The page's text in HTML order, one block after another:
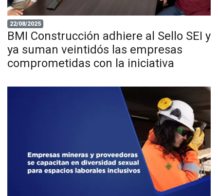
22/08/2025
BMI Construcción adhiere al Sello SEI y
ya suman veintidós las empresas
comprometidas con la iniciativa